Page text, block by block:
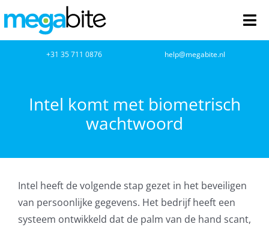
naar
inhoud
Cloud Computing
VOIP
+31 35 711 0876 help@megabite.nl
Intel komt met biometrisch
wachtwoord
Intel heeft de volgende stap gezet in het beveiligen
van persoonlijke gegevens. Het bedrijf heeft een
systeem ontwikkeld dat de palm van de hand scant,